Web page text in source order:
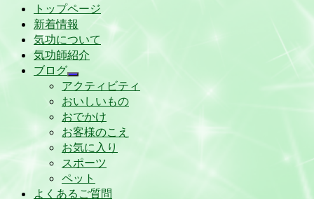
トップページ
新着情報
気功について
気功師紹介
ブログ
アクティビティ
おいしいもの
おでかけ
お客様のこえ
お気に入り
スポーツ
ペット
よくあるご質問